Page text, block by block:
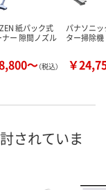
紙パック式
ナー 隙間ノズル
～（税込）
パナソニ
ター掃除機
￥
されていま